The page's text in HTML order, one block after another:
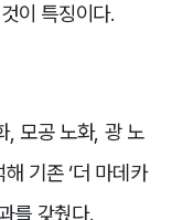
이 특징이다.
, 모공 노화, 광 노
기존 ‘더 마데카
를 갖췄다.